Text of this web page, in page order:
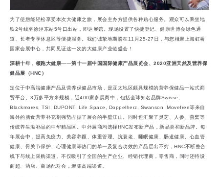
为了使您能轻松享受本次大健康之旅，展会主办方提供各种贴心服务。观众可以乘坐地
铁2号线至徐泾东站5号口出站，即达展馆。现场设置了快捷登记、健康世博会绿色通
道、长者专享休息区等便捷服务。我们诚挚地期盼在11月25-27日，与您相聚上海虹桥
国家会展中心，共同见证这一次的大健康产业链盛会！
深耕十年，领跑大健康——第十一届中国国际健康产品展览会、2020亚洲天然及营养保
健品展（HNC）
定位于中高端健康产品及营养保健品市场，是亚太地区颇具规模的营养保健品一站式商
贸平台。3万多平方米规模，近400家参展商中，包括全球知名品牌Swisse,
Blackmores, TSI, DUPONT, Life Space, Doppelherz, Swanson, Movefree等来自
海外的膳食营养补充剂强势占据了展会的半壁江山。同时也汇聚了灵芝、人参、燕窝等
传统养生滋补品的中华精品区。中外展商均选择HNC发布新产品，新品类和新品牌。每
年展会中，提高免疫力、美容养颜、体重管理、抗衰老、睡眠健康、肠道健康、心血管
健康、骨关节保护、心理健康等热门的单一及复合功效的产品层出不穷，HNC不断整合
线下与线上采购渠道。不仅吸引了全国的生产企业、经销代理商，零售商，同时还特设
商超、药店、商场配对会，聚集高端渠道。